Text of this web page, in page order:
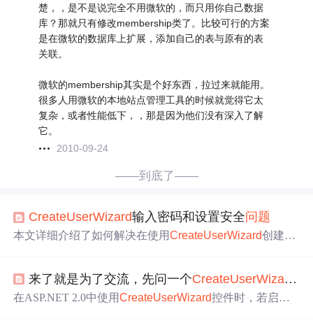
楚，，是不是说完全不用微软的，而只用你自己数据
库？那就只有修改membership类了。比较可行的方案
是在微软的数据库上扩展，添加自己的表与原有的表
关联。
微软的membership其实是个好东西，拉过来就能用。
很多人用微软的本地站点管理工具的时候就觉得它太
复杂，或者性能低下，，那是因为他们没有深入了解
它。
2010-09-24
——到底了——
CreateUserWizard输入密码和设置安全问题
本文详细介绍了如何解决在使用CreateUserWizard创建用
web.config文件中进行相应的配置，可以灵活调整密码策
略，以满足不同场景的需求。
来了就是为了交流，先问一个CreateUserWizard
在ASP.NET 2.0中使用CreateUserWizard控件时，若启用